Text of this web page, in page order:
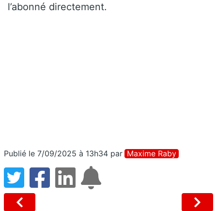
l’abonné directement.
Publié le 7/09/2025 à 13h34 par Maxime Raby